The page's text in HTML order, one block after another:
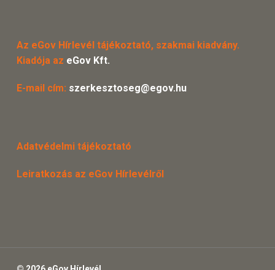
Az eGov Hírlevél tájékoztató, szakmai kiadvány.
Kiadója az eGov Kft.
E-mail cím: szerkesztoseg@egov.hu
Adatvédelmi tájékoztató
Leiratkozás az eGov Hírlevélről